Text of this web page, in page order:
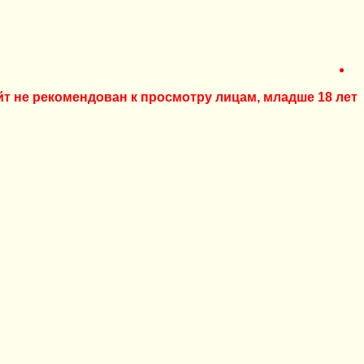
не рекомендован к просмотру лицам, младше 18 лет